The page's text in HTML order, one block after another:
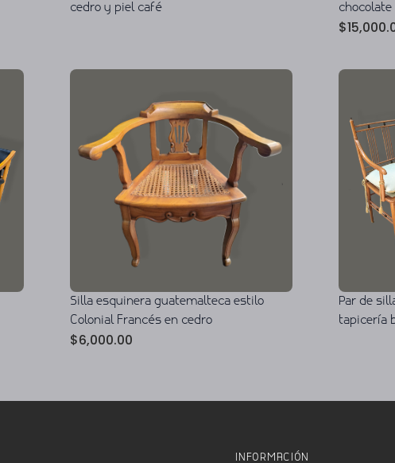
cedro y piel café
chocolate
$
Silla esquinera guatemalteca estilo
Colonial Francés en cedro
$6,000.00
Par de
tapicería
INFORMACIÓN